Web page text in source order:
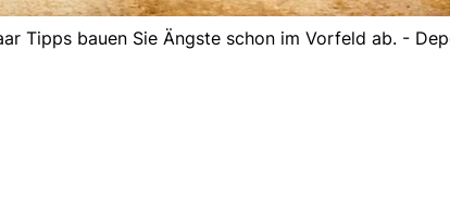
Tipps bauen Sie Ängste schon im Vorfeld ab. -